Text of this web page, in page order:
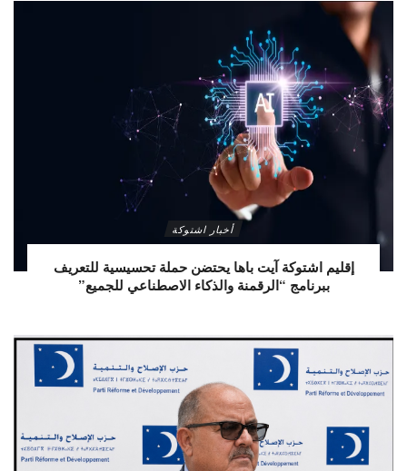
أخبار اشتوكة
إقليم اشتوكة آيت باها يحتضن حملة تحسيسية للتعريف
ببرنامج “الرقمنة والذكاء الاصطناعي للجميع”